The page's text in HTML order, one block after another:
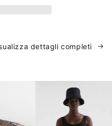
dettagli completi